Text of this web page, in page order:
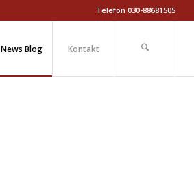
Telefon 030-88681505
News Blog Kontakt